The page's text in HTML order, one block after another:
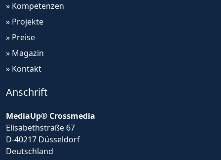
» Kompetenzen
» Projekte
» Preise
» Magazin
» Kontakt
Anschrift
MediaUp® Crossmedia
Elisabethstraße 67
D-40217 Düsseldorf
Deutschland